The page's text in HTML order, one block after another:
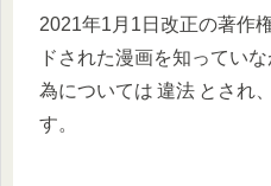
2021年1月1日改正の著作
ドされた漫画を知ってい
為については 違法 とされ
す。